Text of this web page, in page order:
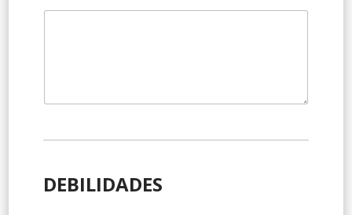
DEBILIDADES